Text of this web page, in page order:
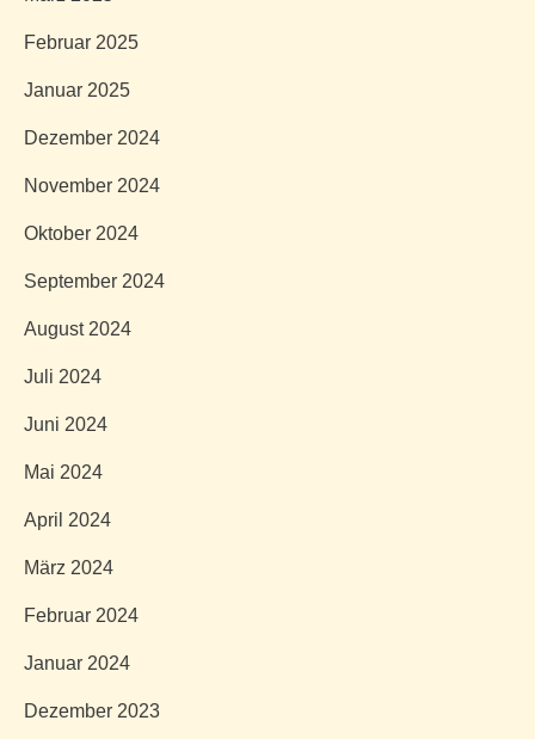
Februar 2025
Januar 2025
Dezember 2024
November 2024
Oktober 2024
September 2024
August 2024
Juli 2024
Juni 2024
Mai 2024
April 2024
März 2024
Februar 2024
Januar 2024
Dezember 2023